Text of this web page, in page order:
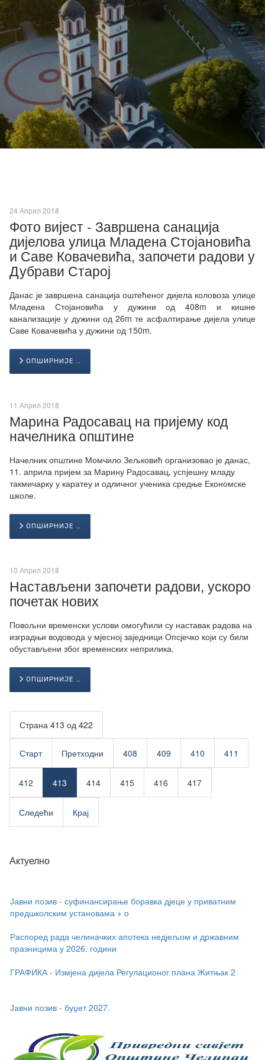
24 Април 2018
Фото вијест - Завршена санација
дијелова улица Младена Стојановића
и Саве Ковачевића, започети радови у
Дубрави Старој
Данас је завршена санација оштећеног дијела коловоза улице
Младена Стојановића у дужини од 408m и кишне
канализације у дужини од 26m те асфалтирање дијела улице
Саве Ковачевића у дужини од 150m.
ОПШИРНИЈЕ …
11 Април 2018
Марина Радосавац на пријему код
начелника општине
Начелник општине Момчило Зељковић организовао је данас,
11. априла пријем за Марину Радосавац, успјешну младу
такмичарку у каратеу и одличног ученика средње Економске
школе.
ОПШИРНИЈЕ …
10 Април 2018
Настављени започети радови, ускоро
почетак нових
Повољни временски услови омогућили су наставак радова на
изградњи водовода у мјесној заједници Опсјечко који су били
обустављени због временских неприлика.
ОПШИРНИЈЕ …
Страна 413 од 422
Старт Претходни 408 409 410 411
412 413 414 415 416 417
Следећи Крај
Актуелно
предшколским установама + о
Распоред рада челиначких апотека недјељом и државним
празницима у 2026. години
ГРАФИКА - Измјена дијела Регулационог плана Житњак 2
предшколским установама + о